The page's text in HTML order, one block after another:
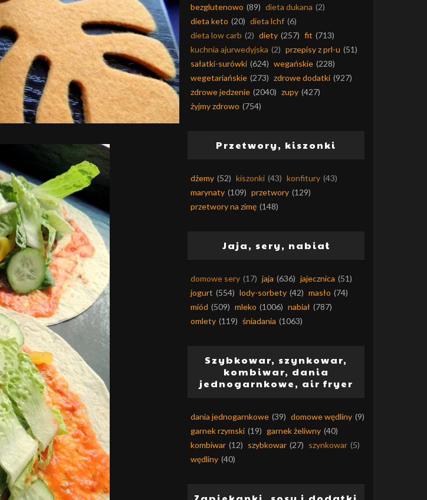
bezglutenowo (89) dieta dukana (2)
dieta keto (20) dieta lchf (6)
dieta low carb (2) diety (257) fit (713)
kuchnia ajurwedyjska (2) przepisy z prl-u (51)
sałatki-surówki (624) wegańskie (228)
wegetariańskie (273) zdrowe dodatki (927)
zdrowe jedzenie (2040) zupy (427)
żyjmy zdrowo (754)
Przetwory, kiszonki
dżemy (52) kiszonki (43) konfitury (43)
marynaty (109) przetwory (129)
przetwory na zimę (148)
Jaja, sery, nabiał
domowe sery (17) jaja (636) jajecznica (51)
jogurt (554) lody-sorbety (42) masło (74)
miód (509) mleko (1006) nabiał (787)
omlety (119) śniadania (1063)
Szybkowar, szynkowar,
kombiwar, dania
jednogarnkowe, air fryer
dania jednogarnkowe (39) domowe wędliny (9)
garnek rzymski (19) garnek żeliwny (40)
kombiwar (12) szybkowar (27) szynkowar (5)
wędliny (40)